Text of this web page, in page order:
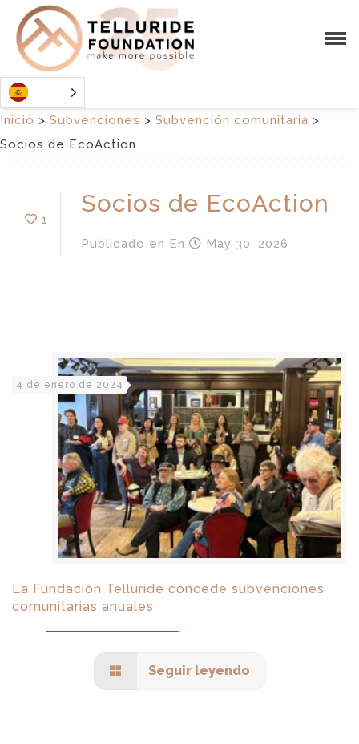
Inicio > Subvenciones > Subvención comunitaria >
Socios de EcoAction
1
Socios de EcoAction
Publicado en En May 30, 2026
4 de enero de 2024
La Fundación Telluride concede subvenciones
comunitarias anuales
Seguir leyendo